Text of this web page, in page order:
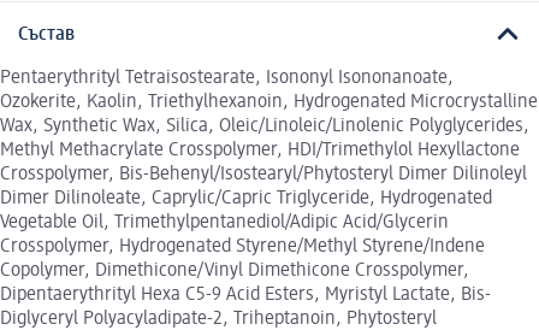
Състав
Pentaerythrityl Tetraisostearate, Isononyl Isononanoate,
Ozokerite, Kaolin, Triethylhexanoin, Hydrogenated Microcrystalline
Wax, Synthetic Wax, Silica, Oleic/Linoleic/Linolenic Polyglycerides,
Methyl Methacrylate Crosspolymer, HDI/Trimethylol Hexyllactone
Crosspolymer, Bis-Behenyl/Isostearyl/Phytosteryl Dimer Dilinoleyl
Dimer Dilinoleate, Caprylic/Capric Triglyceride, Hydrogenated
Vegetable Oil, Trimethylpentanediol/Adipic Acid/Glycerin
Crosspolymer, Hydrogenated Styrene/Methyl Styrene/Indene
Copolymer, Dimethicone/Vinyl Dimethicone Crosspolymer,
Dipentaerythrityl Hexa C5-9 Acid Esters, Myristyl Lactate, Bis-
Diglyceryl Polyacyladipate-2, Triheptanoin, Phytosteryl